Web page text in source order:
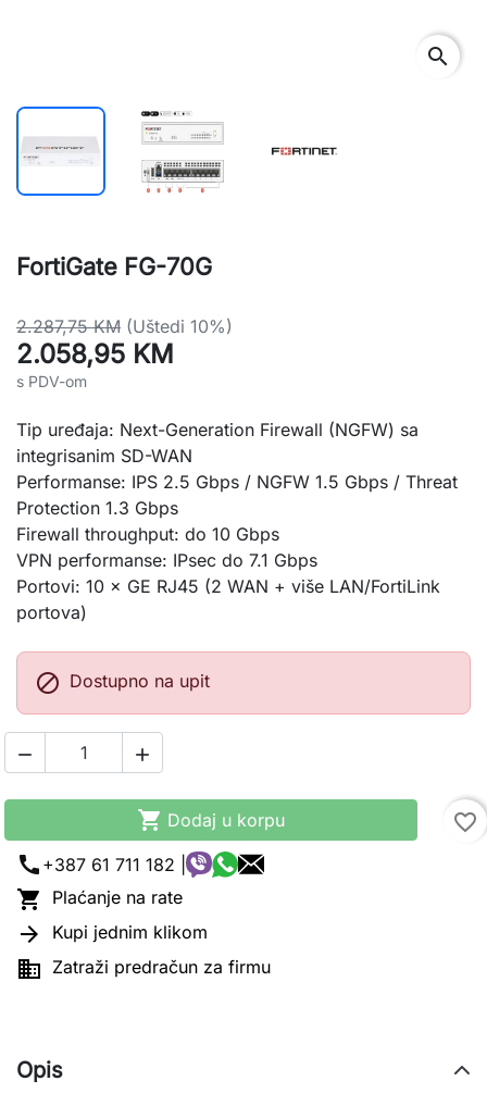
search
FortiGate FG-70G
2.287,75 KM (Uštedi 10%)
2.058,95 KM
s PDV-om
Tip uređaja: Next-Generation Firewall (NGFW) sa
integrisanim SD-WAN
Performanse: IPS 2.5 Gbps / NGFW 1.5 Gbps / Threat
Protection 1.3 Gbps
Firewall throughput: do 10 Gbps
VPN performanse: IPsec do 7.1 Gbps
Portovi: 10 × GE RJ45 (2 WAN + više LAN/FortiLink
portova)
 Dostupno na upit
 
 Dodaj u korpu
favorite_border
call +387 61 711 182 |
 Plaćanje na rate
 Kupi jednim klikom
 Zatraži predračun za firmu
Opis